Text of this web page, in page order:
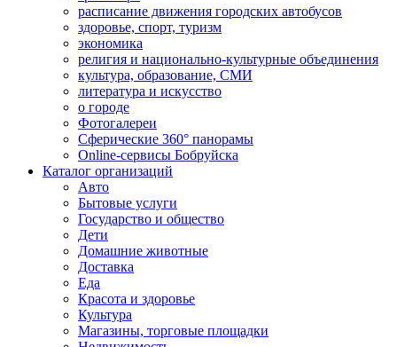
расписание движения городских автобусов
здоровье, спорт, туризм
экономика
религия и национально-культурные объединения
культура, образование, СМИ
литература и искусство
о городе
Фотогалереи
Сферические 360° панорамы
Online-сервисы Бобруйска
Каталог организаций
Авто
Бытовые услуги
Государство и общество
Дети
Домашние животные
Доставка
Еда
Красота и здоровье
Культура
Магазины, торговые площадки